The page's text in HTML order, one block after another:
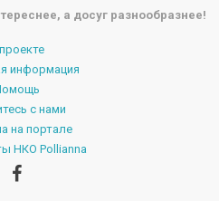
а досуг разнообразнее!
информация
с нами
на портале
НКО Pollianna